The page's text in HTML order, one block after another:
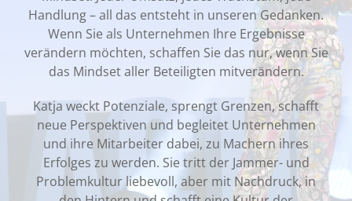
Handlung – all das entsteht in unseren Gedanken.
Wenn Sie als Unternehmen Ihre Ergebnisse
verändern möchten, schaffen Sie das nur, wenn Sie
das Mindset aller Beteiligten mitverändern.
Katja weckt Potenziale, sprengt Grenzen, schafft
neue Perspektiven und begleitet Unternehmen
und ihre Mitarbeiter dabei, zu Machern ihres
Erfolges zu werden. Sie tritt der Jammer- und
Problemkultur liebevoll, aber mit Nachdruck, in